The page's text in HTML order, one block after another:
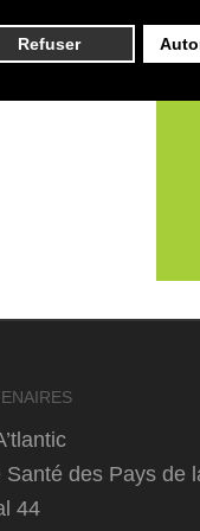
Refuser
des Pays de
44